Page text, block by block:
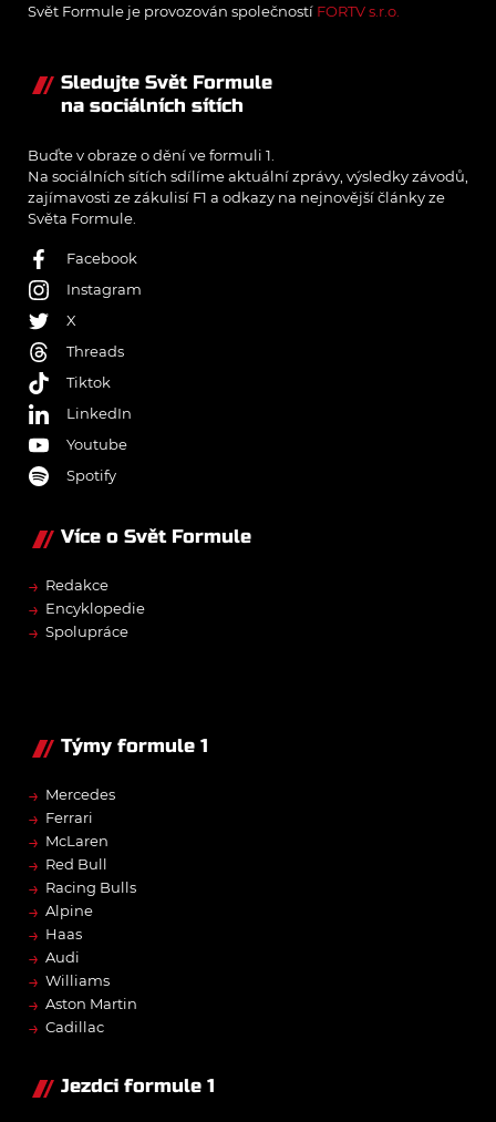
Svět Formule je provozován společností FORTV s.r.o.
Sledujte Svět Formule
na sociálních sítích
Buďte v obraze o dění ve formuli 1.
Na sociálních sítích sdílíme aktuální zprávy, výsledky závodů,
zajímavosti ze zákulisí F1 a odkazy na nejnovější články ze
Světa Formule.
Facebook
Instagram
X
Threads
Tiktok
LinkedIn
Youtube
Spotify
Více o Svět Formule
→ Redakce
→ Encyklopedie
→ Spolupráce
Týmy formule 1
→ Mercedes
→ Ferrari
→ McLaren
→ Red Bull
→ Racing Bulls
→ Alpine
→ Haas
→ Audi
→ Williams
→ Aston Martin
→ Cadillac
Jezdci formule 1